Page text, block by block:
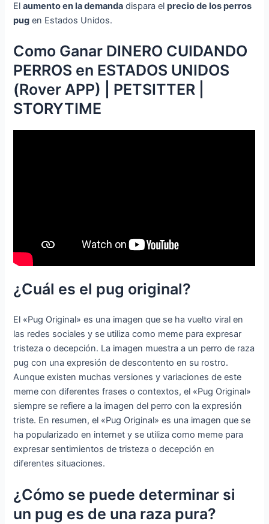
Elaumento en la demanda dispara elprecio de los perros
pug en Estados Unidos.
Como Ganar DINERO CUIDANDO
PERROS en ESTADOS UNIDOS
(Rover APP) | PETSITTER |
STORYTIME
¿Cuál es el pug original?
El «Pug Original» es una imagen que se ha vuelto viral en
las redes sociales y se utiliza como meme para expresar
tristeza o decepción. La imagen muestra a un perro de raza
pug con una expresión de descontento en su rostro.
Aunque existen muchas versiones y variaciones de este
meme con diferentes frases o contextos, el «Pug Original»
siempre se refiere a la imagen del perro con la expresión
triste. En resumen, el «Pug Original» es una imagen que se
ha popularizado en internet y se utiliza como meme para
expresar sentimientos de tristeza o decepción en
diferentes situaciones.
¿Cómo se puede determinar si
un pug es de una raza pura?